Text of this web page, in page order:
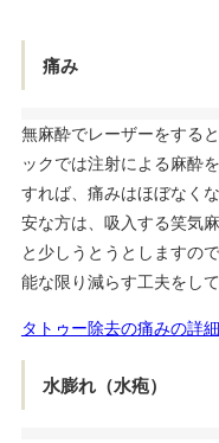
痛み
無麻酔でレーザーをする
ックでは注射による麻酔
すれば、痛みはほぼなく
安な方は、吸入する笑気
と少しうとうとしますの
能な限り減らす工夫をして
タトゥー除去の痛みの詳
水膨れ（水疱）